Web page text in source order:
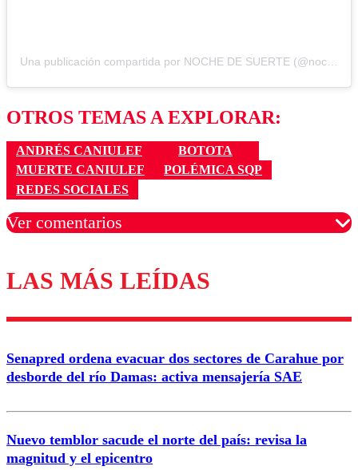
OTROS TEMAS A EXPLORAR:
ANDRÉS CANIULEF
BOTOTA
MUERTE CANIULEF
POLÉMICA SQP
REDES SOCIALES
Ver comentarios
Los comentarios son moderados para garantizar un
diálogo respetuoso.
Nombre
Correo
LAS MÁS LEÍDAS
Senapred ordena evacuar dos sectores de Carahue por
desborde del río Damas: activa mensajería SAE
Nuevo temblor sacude el norte del país: revisa la
magnitud y el epicentro